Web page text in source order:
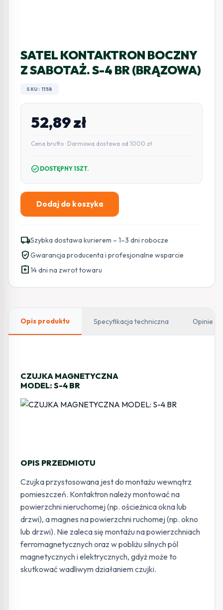
SATEL KONTAKTRON BOCZNY
Z SABOTAŻ. S-4 BR (BRĄZOWA)
SKU: 1158
52,89zł
Cena brutto · Darmowa dostawa od 1000 zł
check_circle DOSTĘPNY 1SZT.
ilość
BOCZNY
Z
SABOTAŻ.
(BRĄZOWA)
Dodaj do koszyka
local_shippingSzybka dostawa kurierem – 1–3 dni robocze
verified_userGwarancja producenta i profesjonalne wsparcie
assignment_return14 dni na zwrot towaru
Opis produktu Specyfikacja techniczna Opinie
CZUJKA MAGNETYCZNA
MODEL: S-4 BR
OPIS PRZEDMIOTU
Czujka przystosowana jest do montażu wewnątrz
pomieszczeń. Kontaktron należy montować na
powierzchni nieruchomej (np. ościeżnica okna lub
drzwi), a magnes na powierzchni ruchomej (np. okno
lub drzwi). Nie zaleca się montażu na powierzchniach
ferromagnetycznych oraz w pobliżu silnych pól
magnetycznych i elektrycznych, gdyż może to
skutkować wadliwym działaniem czujki.